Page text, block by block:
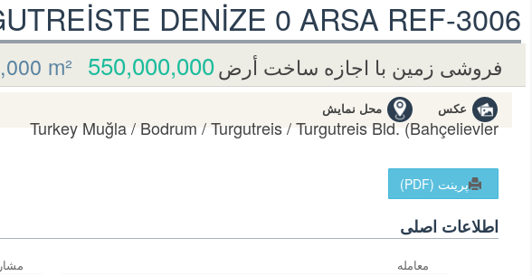
DENİZE 0 ARSA REF-3006
فروشی زمین با اجازه ساخت أرض550,000,000 TL
m²
عکس محل نمایش
Turkey Muğla / Bodrum / Turgutreis/ Turgutreis Bld. (Bahçelievler
پرینت (PDF)
اطلاعات اصلی
معامله